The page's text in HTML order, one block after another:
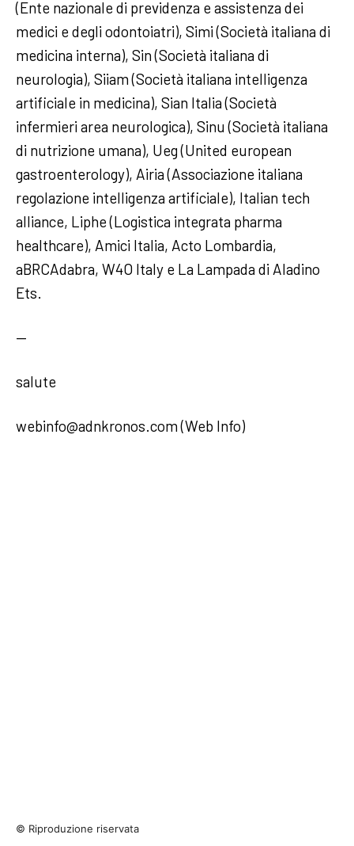
(Ente nazionale di previdenza e assistenza dei
medici e degli odontoiatri), Simi (Società italiana di
medicina interna), Sin (Società italiana di
neurologia), Siiam (Società italiana intelligenza
artificiale in medicina), Sian Italia (Società
infermieri area neurologica), Sinu (Società italiana
di nutrizione umana), Ueg (United european
gastroenterology), Airia (Associazione italiana
regolazione intelligenza artificiale), Italian tech
alliance, Liphe (Logistica integrata pharma
healthcare), Amici Italia, Acto Lombardia,
aBRCAdabra, W4O Italy e La Lampada di Aladino
Ets.
—
salute
webinfo@adnkronos.com (Web Info)
© Riproduzione riservata